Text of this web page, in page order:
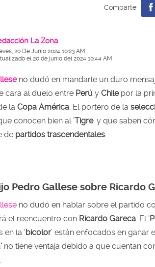
La Zona
20 De Junio 2024 10:23 AM
el 20 de junio del 2024 10:44 AM
no dudó en mandarle un duro
cara al duelo entre Perú y Chile por la
la Copa América . El portero de la
conocen bien al ‘Tigre’ y que saben
de partidos trascendentales
Pedro Gallese sobre Ricardo
no dudó en hablar sobre el partido
el reencuentro con Ricardo Gareca . El ‘
en la ‘bicolor’ están enfocados en ganar
no tiene ventaja debido a que cuentan